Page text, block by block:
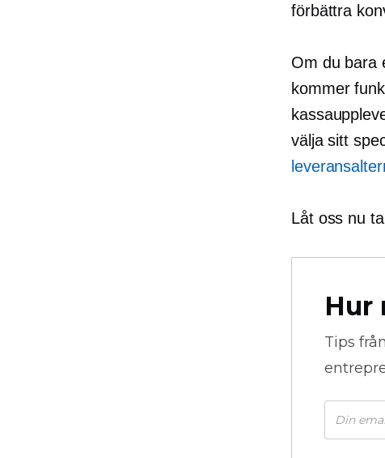
förbättra
Om du bara
kommer
välja sitt
Låt oss nu
Hur
Tips från